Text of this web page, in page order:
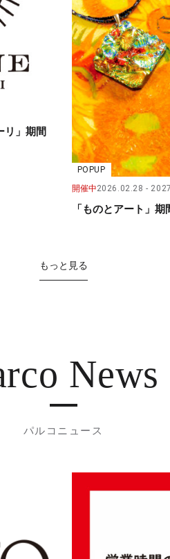
リ」期間
POPUP
開催中2026.02.28
「ものとアート」
もっと見る
News
パルコニュース